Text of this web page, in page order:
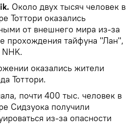
Около двух тысяч человек в
Тоттори оказались
от внешнего мира из-за
прохождения тайфуна "Лан",
оказались жители
Тоттори.
почти 400 тыс. человек в
Сидзуока получили
из-за опасности